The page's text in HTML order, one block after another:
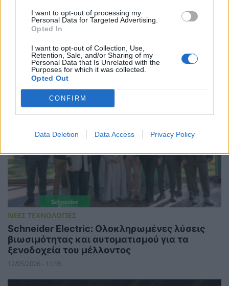
I want to opt-out of processing my
Personal Data for Targeted Advertising.
Opted In
I want to opt-out of Collection, Use,
Retention, Sale, and/or Sharing of my
Personal Data that Is Unrelated with the
Purposes for which it was collected.
Opted Out
CONFIRM
Data Deletion Data Access Privacy Policy
προσπάθεια γίνεται πορεία
ΣΧΕΤΙΚΑ ΑΡΘΡΑ
ΝΕΕΣ ΤΕΧΝΟΛΟΓΙΕΣ
Schneider Electric: Ολοκληρωμένες λύσεις
βιωσιμότητας και αυτοματισμού για τα
ξενοδοχεία του μέλλοντος
12/05/2026 - 11:55